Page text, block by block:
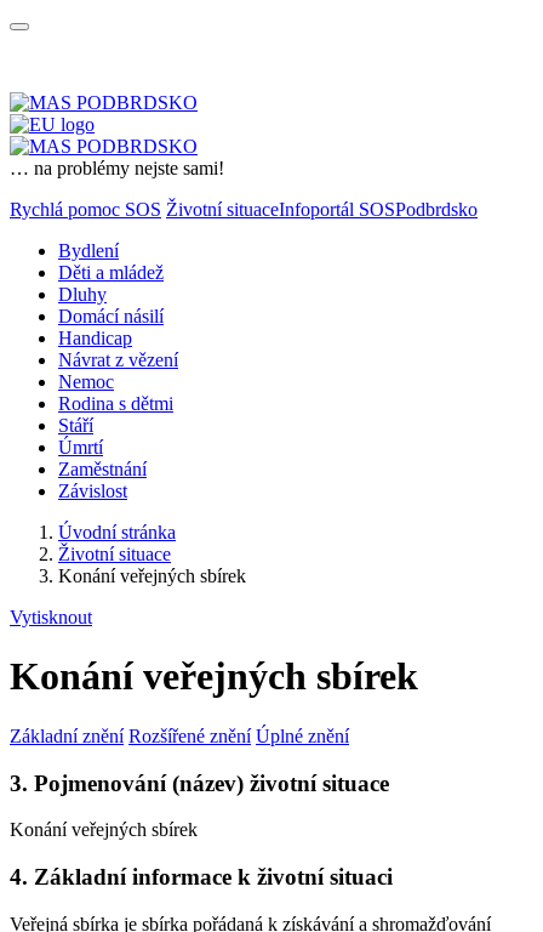
… na problémy nejste sami!
Rychlá pomoc SOS Životní situaceInfoportál SOSPodbrdsko
Bydlení
Děti a mládež
Dluhy
Domácí násilí
Handicap
Návrat z vězení
Nemoc
Rodina s dětmi
Stáří
Úmrtí
Zaměstnání
Závislost
Úvodní stránka
Životní situace
Konání veřejných sbírek
Vytisknout
Konání veřejných sbírek
Základní znění Rozšířené znění Úplné znění
3. Pojmenování (název) životní situace
Konání veřejných sbírek
4. Základní informace k životní situaci
Veřejná sbírka je sbírka pořádaná k získávání a shromažďování